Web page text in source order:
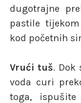
dugotrajne
pastile
kod početnih
Vrući tuš. Dok
voda curi
toga,